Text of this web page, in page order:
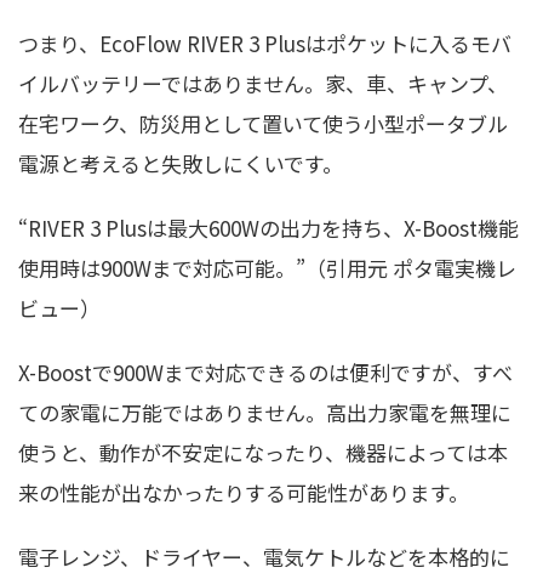
つまり、EcoFlow RIVER 3 Plusはポケットに入るモバ
イルバッテリーではありません。家、車、キャンプ、
在宅ワーク、防災用として置いて使う小型ポータブル
電源と考えると失敗しにくいです。
“RIVER 3 Plusは最大600Wの出力を持ち、X-Boost機能
使用時は900Wまで対応可能。”（引用元 ポタ電実機レ
ビュー）
X-Boostで900Wまで対応できるのは便利ですが、すべ
ての家電に万能ではありません。高出力家電を無理に
使うと、動作が不安定になったり、機器によっては本
来の性能が出なかったりする可能性があります。
電子レンジ、ドライヤー、電気ケトルなどを本格的に